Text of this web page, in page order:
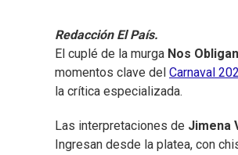
Redacción El País.
El cuplé de la murga Nos
momentos clave del Carnaval
la crítica especializada.
Las interpretaciones de Jimena
Ingresan desde la platea, con